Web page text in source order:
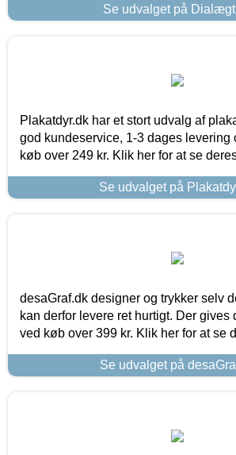
Se udvalget på
Plakatdyr.dk har et stort udvalg af
god kundeservice, 1-3 dages levering
køb over 249 kr. Klik her for at se
Se udvalget på
desaGraf.dk designer og trykker selv
kan derfor levere ret hurtigt. Der gives
ved køb over 399 kr. Klik her for at se
Se udvalget på